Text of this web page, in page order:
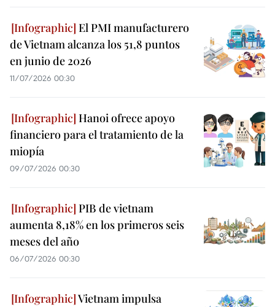
El PMI manufacturero
de Vietnam alcanza los 51,8 puntos
en junio de 2026
11/07/2026 00:30
Hanoi ofrece apoyo
financiero para el tratamiento de la
miopía
09/07/2026 00:30
PIB de vietnam
aumenta 8,18% en los primeros seis
meses del año
06/07/2026 00:30
Vietnam impulsa